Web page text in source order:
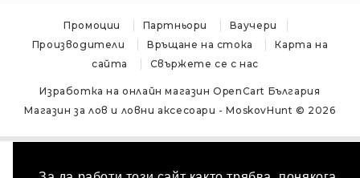
Промоции Партньори
Ваучери
Производители
Връщане на стока
Карта на
сайта
Свържете се с нас
Изработка на онлайн магазинOpenCart България
Магазин за лов и ловни аксесоари - MoskovHunt © 2026